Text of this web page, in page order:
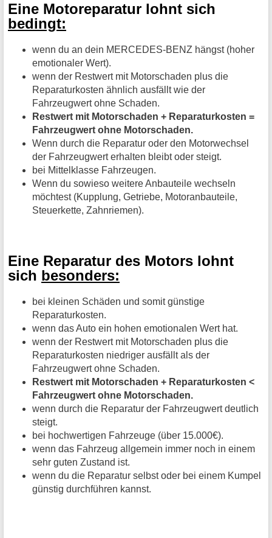
Eine Motoreparatur lohnt sich
bedingt:
wenn du an dein MERCEDES-BENZ hängst (hoher
emotionaler Wert).
wenn der Restwert mit Motorschaden plus die
Reparaturkosten ähnlich ausfällt wie der
Fahrzeugwert ohne Schaden.
Restwert mit Motorschaden + Reparaturkosten =
Fahrzeugwert ohne Motorschaden.
Wenn durch die Reparatur oder den Motorwechsel
der Fahrzeugwert erhalten bleibt oder steigt.
bei Mittelklasse Fahrzeugen.
Wenn du sowieso weitere Anbauteile wechseln
möchtest (Kupplung, Getriebe, Motoranbauteile,
Steuerkette, Zahnriemen).
Eine Reparatur des Motors lohnt
sich besonders:
bei kleinen Schäden und somit günstige
Reparaturkosten.
wenn das Auto ein hohen emotionalen Wert hat.
wenn der Restwert mit Motorschaden plus die
Reparaturkosten niedriger ausfällt als der
Fahrzeugwert ohne Schaden.
Restwert mit Motorschaden + Reparaturkosten <
Fahrzeugwert ohne Motorschaden.
wenn durch die Reparatur der Fahrzeugwert deutlich
steigt.
bei hochwertigen Fahrzeuge (über 15.000€).
wenn das Fahrzeug allgemein immer noch in einem
sehr guten Zustand ist.
wenn du die Reparatur selbst oder bei einem Kumpel
günstig durchführen kannst.